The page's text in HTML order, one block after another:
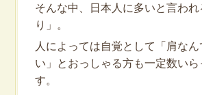
そんな中、日本人に多いと言われ
り」。
人によっては自覚として「肩な
い」とおっしゃる方も一定数いら
す。